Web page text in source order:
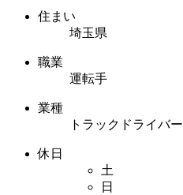
住まい
埼玉県
職業
運転手
業種
トラックドライバー
休日
土
日